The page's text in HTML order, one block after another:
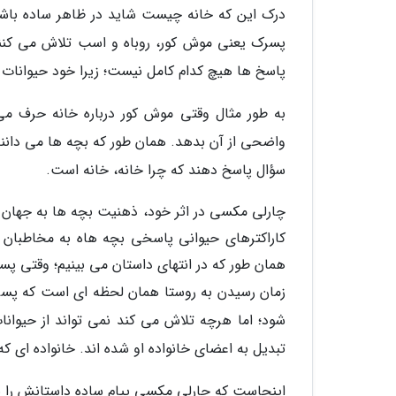
درک این که خانه چیست شاید در ظاهر ساده
پسرک یعنی موش کور، روباه و اسب تلاش می
پاسخ ها هیچ کدام کامل نیست؛ زیرا خود
به طور مثال وقتی موش کور درباره خانه حرف
واضحی از آن بدهد. همان طور که بچه ها می
سؤال پاسخ دهند که چرا خانه، خانه است.
چارلی مکسی در اثر خود، ذهنیت بچه ها به
کاراکترهای حیوانی پاسخی بچه هاه به
همان طور که در انتهای داستان می بینیم؛ وقتی
زمان رسیدن به روستا همان لحظه ای است که
شود؛ اما هرچه تلاش می کند نمی تواند از
تبدیل به اعضای خانواده او شده اند. خانواده ای
اینجاست که چارلی مکسی پیام ساده داستانش